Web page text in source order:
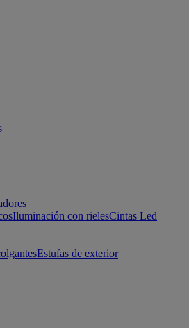
Iluminación con rielesCintas Led
Estufas de exterior